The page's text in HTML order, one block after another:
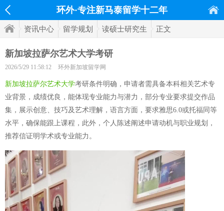
环外·专注新马泰留学十二年
资讯中心 留学规划 读硕士研究生 正文
新加坡拉萨尔艺术大学考研
2026/5/29 11:58:12 环外新加坡留学网
新加坡拉萨尔艺术大学考研条件明确，申请者需具备本科相关艺术专
业背景，成绩优良，能体现专业能力与潜力，部分专业要求提交作品
集，展示创意、技巧及艺术理解，语言方面，要求雅思6.0或托福同等
水平，确保能跟上课程，此外，个人陈述阐述申请动机与职业规划，
推荐信证明学术或专业能力。